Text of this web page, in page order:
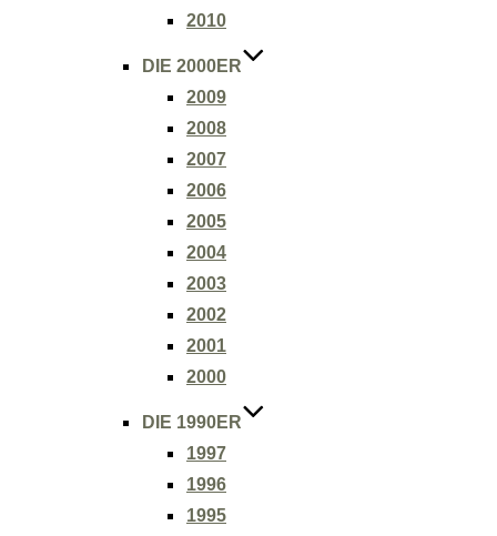
2010
DIE 2000ER
2009
2008
2007
2006
2005
2004
2003
2002
2001
2000
DIE 1990ER
1997
1996
1995